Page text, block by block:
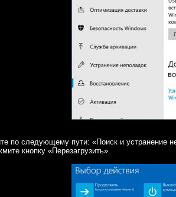
по следующему пути: «Поиск и
кнопку «Перезагрузить».